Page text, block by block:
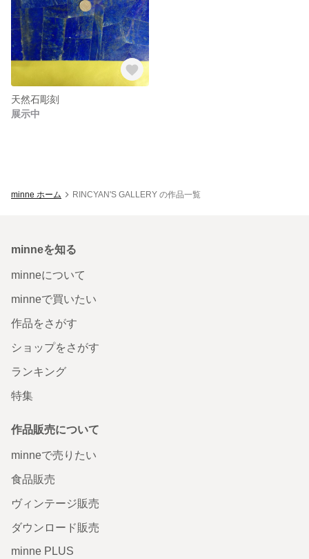
天然石彫刻
展示中
minne ホーム RINCYAN'S GALLERY の作品一覧
minneを知る
minneについて
minneで買いたい
作品をさがす
ショップをさがす
ランキング
特集
作品販売について
minneで売りたい
食品販売
ヴィンテージ販売
ダウンロード販売
minne PLUS